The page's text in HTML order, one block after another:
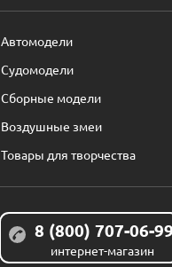
Автомодели
Судомодели
Сборные модели
Воздушные змеи
Товары для творчества
8 (800) 707-06-
интернет-магазин